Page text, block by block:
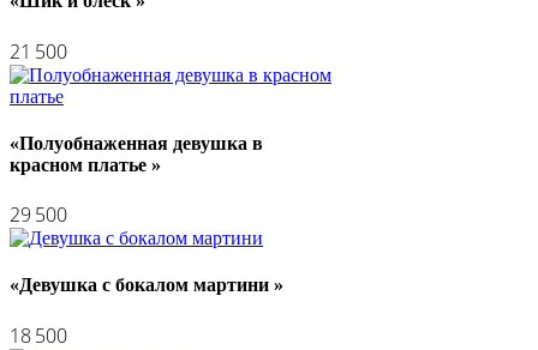
21 500
«Полуобнаженная девушка в
красном платье »
29 500
«Девушка с бокалом мартини »
18 500